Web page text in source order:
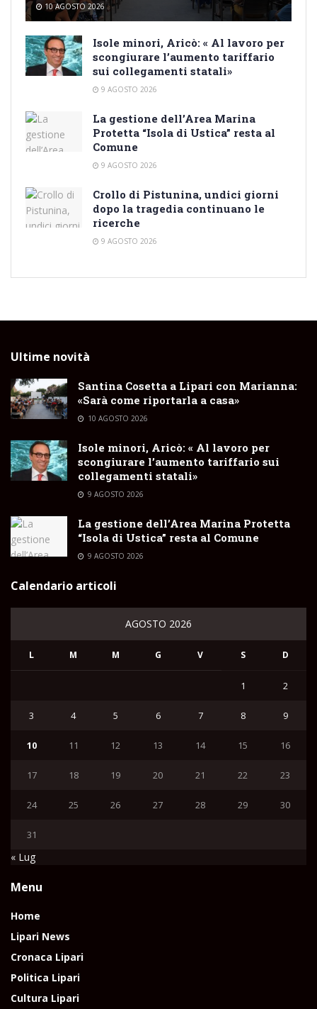
10 AGOSTO 2026
Isole minori, Aricò: « Al lavoro per
scongiurare l’aumento tariffario
sui collegamenti statali»
9 AGOSTO 2026
La gestione dell’Area Marina
Protetta “Isola di Ustica” resta al
Comune
9 AGOSTO 2026
Crollo di Pistunina, undici giorni
dopo la tragedia continuano le
ricerche
9 AGOSTO 2026
Ultime novità
Santina Cosetta a Lipari con Marianna:
«Sarà come riportarla a casa»
10 AGOSTO 2026
Isole minori, Aricò: « Al lavoro per
scongiurare l’aumento tariffario sui
collegamenti statali»
9 AGOSTO 2026
La gestione dell’Area Marina Protetta
“Isola di Ustica” resta al Comune
9 AGOSTO 2026
Calendario articoli
AGOSTO 2026
L M M G V S D
1 2
3 4 5 6 7 8 9
10 11 12 13 14 15 16
17 18 19 20 21 22 23
24 25 26 27 28 29 30
31
« Lug
Menu
Home
Lipari News
Cronaca Lipari
Politica Lipari
Cultura Lipari